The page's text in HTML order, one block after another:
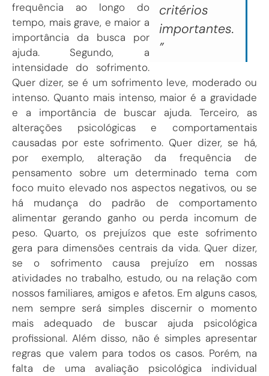
critérios
importantes.
”
frequência ao longo do
tempo, mais grave, e maior a
importância da busca por
ajuda. Segundo, a
intensidade do sofrimento.
Quer dizer, se é um sofrimento leve, moderado ou
intenso. Quanto mais intenso, maior é a gravidade
e a importância de buscar ajuda. Terceiro, as
alterações psicológicas e comportamentais
causadas por este sofrimento. Quer dizer, se há,
por exemplo, alteração da frequência de
pensamento sobre um determinado tema com
foco muito elevado nos aspectos negativos, ou se
há mudança do padrão de comportamento
alimentar gerando ganho ou perda incomum de
peso. Quarto, os prejuízos que este sofrimento
gera para dimensões centrais da vida. Quer dizer,
se o sofrimento causa prejuízo em nossas
atividades no trabalho, estudo, ou na relação com
nossos familiares, amigos e afetos. Em alguns casos,
nem sempre será simples discernir o momento
mais adequado de buscar ajuda psicológica
profissional. Além disso, não é simples apresentar
regras que valem para todos os casos. Porém, na
falta de uma avaliação psicológica individual